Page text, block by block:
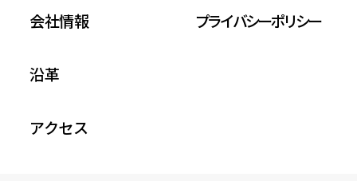
会社情報
沿革
アクセス
プライバシーポリシー